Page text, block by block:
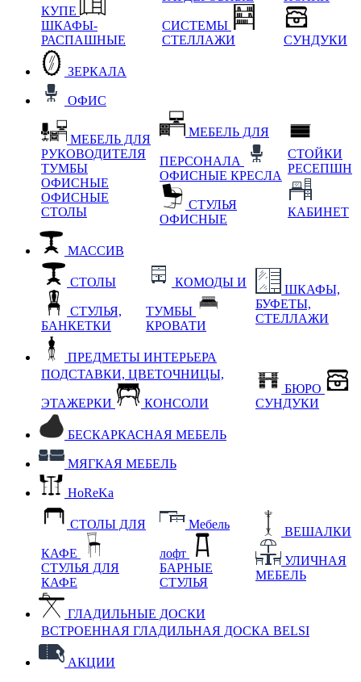
КУПЕ
ШКАФЫ-
РАСПАШНЫЕ
СИСТЕМЫ
СТЕЛЛАЖИ
СУНДУКИ
ЗЕРКАЛА
ОФИС
МЕБЕЛЬ ДЛЯ
РУКОВОДИТЕЛЯ
ТУМБЫ
ОФИСНЫЕ
ОФИСНЫЕ
СТОЛЫ
МЕБЕЛЬ ДЛЯ
ПЕРСОНАЛА
ОФИСНЫЕ КРЕСЛА
СТУЛЬЯ
ОФИСНЫЕ
СТОЙКИ
РЕСЕПШН
КАБИНЕТ
МАССИВ
СТОЛЫ
СТУЛЬЯ,
БАНКЕТКИ
КОМОДЫ И
ТУМБЫ
КРОВАТИ
ШКАФЫ,
БУФЕТЫ,
СТЕЛЛАЖИ
ПРЕДМЕТЫ ИНТЕРЬЕРА
ПОДСТАВКИ, ЦВЕТОЧНИЦЫ,
ЭТАЖЕРКИ КОНСОЛИ
БЮРО
СУНДУКИ
БЕСКАРКАСНАЯ МЕБЕЛЬ
МЯГКАЯ МЕБЕЛЬ
HoReKa
СТОЛЫ ДЛЯ
КАФЕ
СТУЛЬЯ ДЛЯ
КАФЕ
Мебель
лофт
БАРНЫЕ
СТУЛЬЯ
ВЕШАЛКИ
УЛИЧНАЯ
МЕБЕЛЬ
ГЛАДИЛЬНЫЕ ДОСКИ
ВСТРОЕННАЯ ГЛАДИЛЬНАЯ ДОСКА BELSI
АКЦИИ